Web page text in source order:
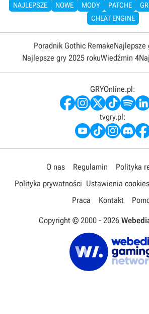
NAJLEPSZE NOWE MODY PATCHE
CHEAT ENGINE
Poradnik Gothic RemakeNajlepsze
Najlepsze gry 2025 rokuWiedźmin 4
GRYOnline.pl:
tvgry.pl:
O nas Regulamin
Polityka
Polityka prywatności Ustawienia cookies
Praca
Kontakt
Copyright © 2000 - 2026